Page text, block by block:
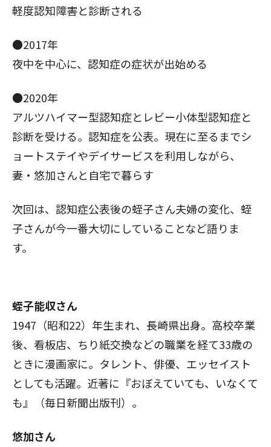
軽度認知障害と診断される
●2017年
夜中を中心に、認知症の症状が出始める
●2020年
アルツハイマー型認知症とレビー小体型認知症と
診断を受ける。認知症を公表。現在に至るまでシ
ョートステイやデイサービスを利用しながら、
妻・悠加さんと自宅で暮らす
次回は、 認知症公表後の蛭子さん夫婦の変化、蛭
子さんが今一番大切にしていることなど語りま
す。
蛭子能収さん
1947（昭和22）年生まれ、長崎県出身。高校卒業
後、看板店、ちり紙交換などの職業を経て33歳の
ときに漫画家に。タレント、俳優、エッセイスト
としても活躍。近著に『おぼえていても、いなくて
も』（毎日新聞出版刊）。
悠加さん